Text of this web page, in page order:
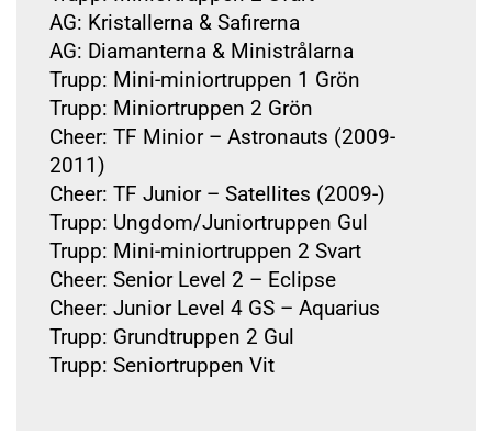
AG: Kristallerna & Safirerna
AG: Diamanterna & Ministrålarna
Trupp: Mini-miniortruppen 1 Grön
Trupp: Miniortruppen 2 Grön
Cheer: TF Minior – Astronauts (2009-
2011)
Cheer: TF Junior – Satellites (2009-)
Trupp: Ungdom/Juniortruppen Gul
Trupp: Mini-miniortruppen 2 Svart
Cheer: Senior Level 2 – Eclipse
Cheer: Junior Level 4 GS – Aquarius
Trupp: Grundtruppen 2 Gul
Trupp: Seniortruppen Vit